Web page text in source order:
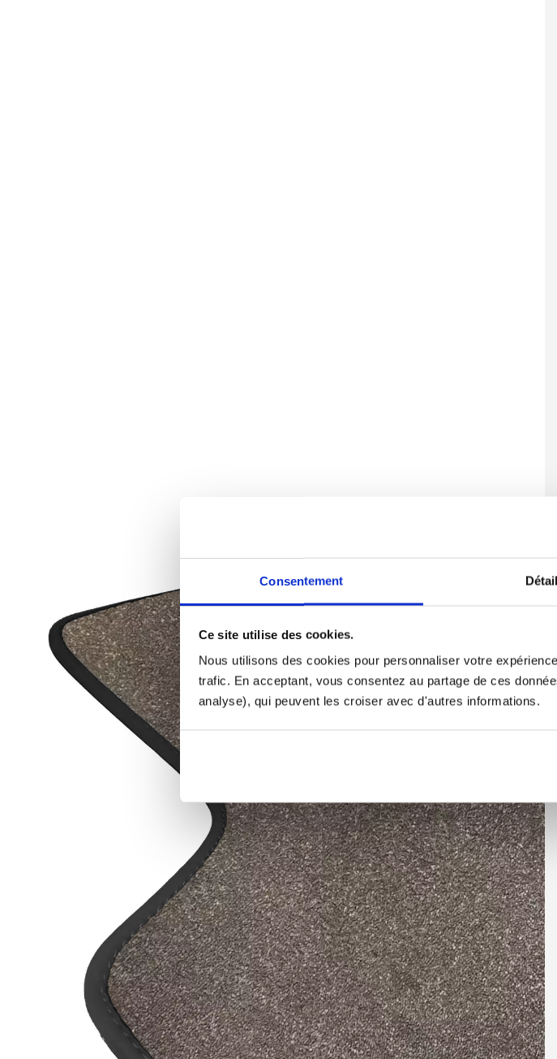
Consentement
Ce site utilise des cookies.
Nous utilisons des cookies pour personnaliser votre
trafic. En acceptant, vous consentez au partage de ces
analyse), qui peuvent les croiser avec d'autres informations.